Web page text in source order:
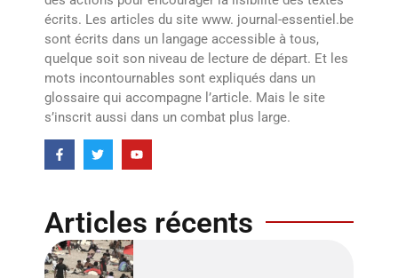
écrits. Les articles du site www. journal-essentiel.be
sont écrits dans un langage accessible à tous,
quelque soit son niveau de lecture de départ. Et les
mots incontournables sont expliqués dans un
glossaire qui accompagne l’article. Mais le site
s’inscrit aussi dans un combat plus large.
Articles récents